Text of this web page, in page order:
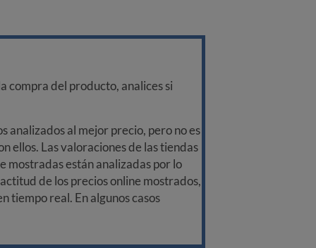
compra del producto, analices si
analizados al mejor precio, pero no es
ellos. Las valoraciones de las tiendas
mostradas están analizadas por lo
de los precios online mostrados,
tiempo real. En algunos casos